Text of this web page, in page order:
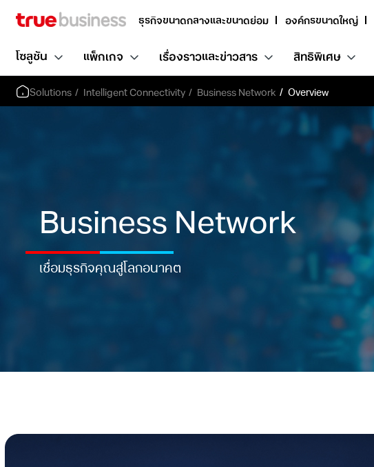
ธุรกิจขนาดกลางและขนาดย่อม องค์กรขนาดใหญ่
โซลูชัน แพ็กเกจ เรื่องราวและข่าวสาร สิทธิพิเศษ
Solutions Intelligent Connectivity Business Network Overview
Business Network
เชื่อมธุรกิจคุณสู่โลกอนาคต